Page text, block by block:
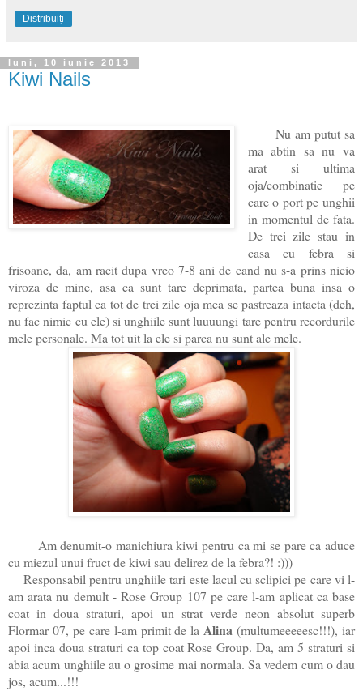
Distribuiți
luni, 10 iunie 2013
Kiwi Nails
Nu am putut sa
ma abtin sa nu va
arat si ultima
oja/combinatie pe
care o port pe unghii
in momentul de fata.
De trei zile stau in
casa cu febra si
frisoane, da, am racit dupa vreo 7-8 ani de cand nu s-a prins nicio
viroza de mine, asa ca sunt tare deprimata, partea buna insa o
reprezinta faptul ca tot de trei zile oja mea se pastreaza intacta (deh,
nu fac nimic cu ele) si unghiile sunt luuuungi tare pentru recordurile
mele personale. Ma tot uit la ele si parca nu sunt ale mele.
Am denumit-o manichiura kiwi pentru ca mi se pare ca aduce
cu miezul unui fruct de kiwi sau delirez de la febra?! :)))
Responsabil pentru unghiile tari este lacul cu sclipici pe care vi l-
am arata nu demult - Rose Group 107 pe care l-am aplicat ca base
coat in doua straturi, apoi un strat verde neon absolut superb
Flormar 07, pe care l-am primit de laAlina (multumeeeeesc!!!), iar
apoi inca doua straturi ca top coat Rose Group. Da, am 5 straturi si
abia acum unghiile au o grosime mai normala. Sa vedem cum o dau
jos, acum...!!!